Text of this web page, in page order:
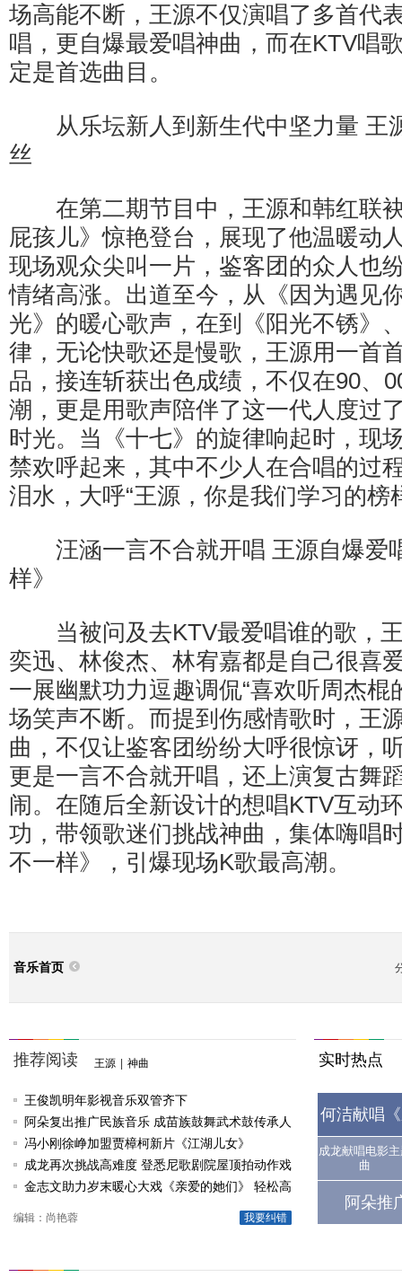
场高能不断，王源不仅演唱了多首代
唱，更自爆最爱唱神曲，而在KTV唱
定是首选曲目。
从乐坛新人到新生代中坚力量 王
丝
在第二期节目中，王源和韩红联
屁孩儿》惊艳登台，展现了他温暖动
现场观众尖叫一片，鉴客团的众人也
情绪高涨。出道至今，从《因为遇见
光》的暖心歌声，在到《阳光不锈》
律，无论快歌还是慢歌，王源用一首
品，接连斩获出色成绩，不仅在90、
潮，更是用歌声陪伴了这一代人度过
时光。当《十七》的旋律响起时，现
禁欢呼起来，其中不少人在合唱的过
泪水，大呼“王源，你是我们学习的榜
汪涵一言不合就开唱 王源自爆爱
样》
当被问及去KTV最爱唱谁的歌，王
奕迅、林俊杰、林宥嘉都是自己很喜
一展幽默功力逗趣调侃“喜欢听周杰棍
场笑声不断。而提到伤感情歌时，王
曲，不仅让鉴客团纷纷大呼很惊讶，
更是一言不合就开唱，还上演复古舞
闹。在随后全新设计的想唱KTV互动
功，带领歌迷们挑战神曲，集体嗨唱
不一样》，引爆现场K歌最高潮。
音乐首页
推荐阅读 王源 神曲
王俊凯明年影视音乐双管齐下
阿朵复出推广民族音乐 成苗族鼓舞武术鼓传承人
冯小刚徐峥加盟贾樟柯新片《江湖儿女》
成龙再次挑战高难度 登悉尼歌剧院屋顶拍动作戏
金志文助力岁末暖心大戏《亲爱的她们》 轻松高
我要纠错
编辑：尚艳蓉
实时热点
何洁献唱
成龙献唱电影
曲
阿朵推